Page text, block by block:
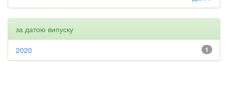
за датою випуску
1
2020